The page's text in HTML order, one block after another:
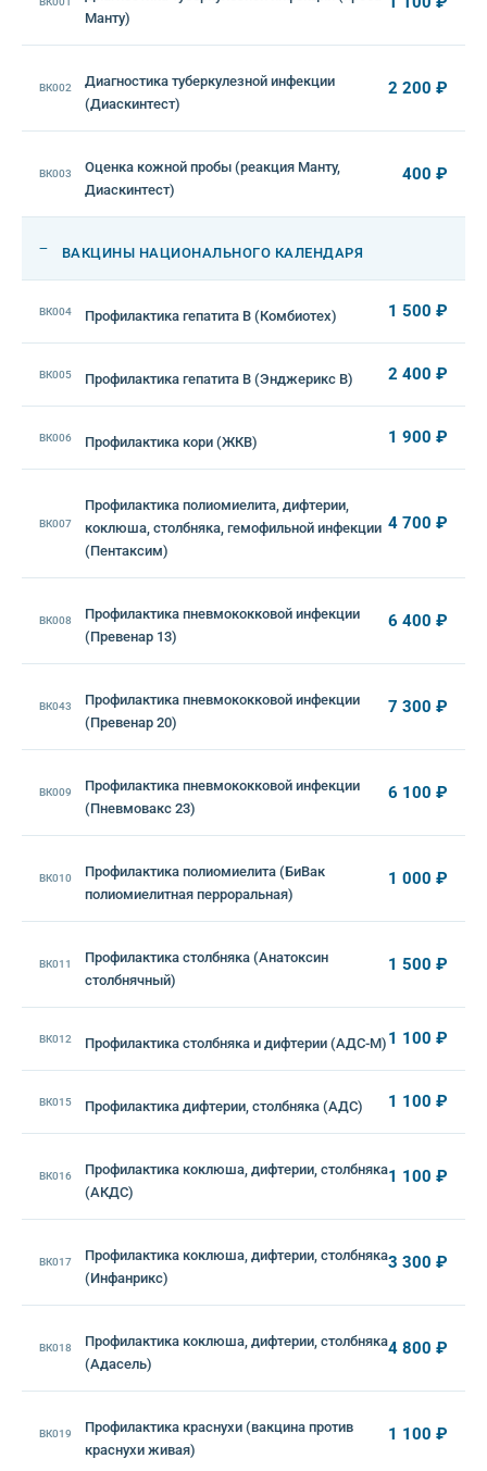
Манту)
ВК002
Диагностика туберкулезной инфекции
(Диаскинтест)
2 200 ₽
ВК003
Оценка кожной пробы (реакция Манту,
Диаскинтест)
400 ₽
— ВАКЦИНЫ НАЦИОНАЛЬНОГО КАЛЕНДАРЯ
ВК004 Профилактика гепатита В (Комбиотех) 1 500 ₽
ВК005 Профилактика гепатита В (Энджерикс В) 2 400 ₽
ВК006 Профилактика кори (ЖКВ) 1 900 ₽
ВК007
Профилактика полиомиелита, дифтерии,
коклюша, столбняка, гемофильной инфекции
(Пентаксим)
4 700 ₽
ВК008
Профилактика пневмококковой инфекции
(Превенар 13)
6 400 ₽
ВК043
Профилактика пневмококковой инфекции
(Превенар 20)
7 300 ₽
ВК009
Профилактика пневмококковой инфекции
(Пневмовакс 23)
6 100 ₽
ВК010
Профилактика полиомиелита (БиВак
полиомиелитная перроральная)
1 000 ₽
ВК011
Профилактика столбняка (Анатоксин
столбнячный)
1 500 ₽
ВК012 Профилактика столбняка и дифтерии (АДС-М) 1 100 ₽
ВК015 Профилактика дифтерии, столбняка (АДС) 1 100 ₽
ВК016
Профилактика коклюша, дифтерии, столбняка
(АКДС)
1 100 ₽
ВК017
Профилактика коклюша, дифтерии, столбняка
(Инфанрикс)
3 300 ₽
ВК018
Профилактика коклюша, дифтерии, столбняка
(Адасель)
4 800 ₽
ВК019
Профилактика краснухи (вакцина против
краснухи живая)
1 100 ₽